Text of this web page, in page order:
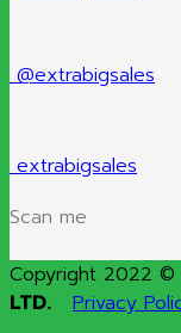
@extrabigsales
extrabigsales
Scan me
Copyright 2022 ©
LTD.
Privacy